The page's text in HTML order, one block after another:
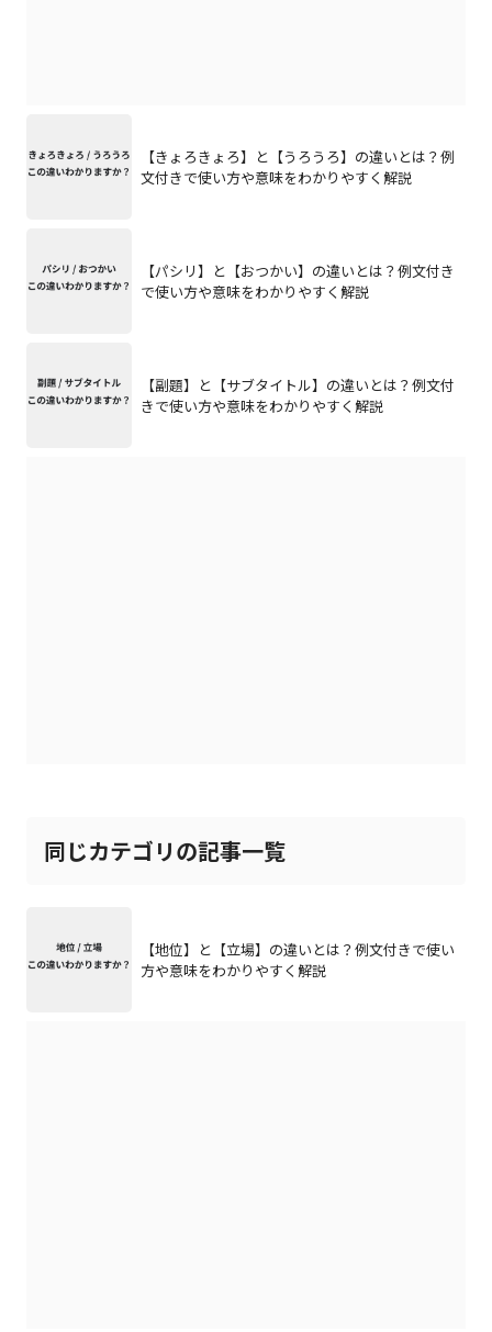
【きょろきょろ】と【うろうろ】の違いとは？例
文付きで使い方や意味をわかりやすく解説
【パシリ】と【おつかい】の違いとは？例文付き
で使い方や意味をわかりやすく解説
【副題】と【サブタイトル】の違いとは？例文付
きで使い方や意味をわかりやすく解説
同じカテゴリの記事一覧
【地位】と【立場】の違いとは？例文付きで使い
方や意味をわかりやすく解説